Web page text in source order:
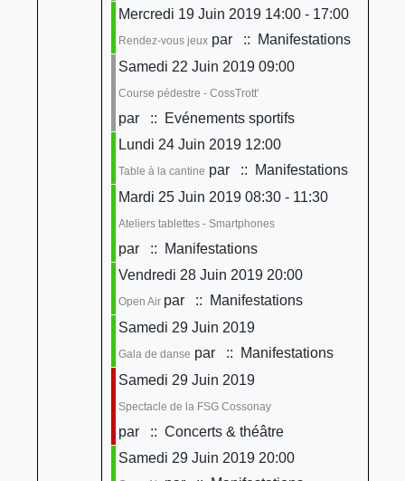
Mercredi 19 Juin 2019 14:00 - 17:00
Rendez-vous jeuxpar
:: Manifestations
Samedi 22 Juin 2019 09:00
Course pédestre - CossTrott'
par
:: Evénements sportifs
Lundi 24 Juin 2019 12:00
Table à la cantine par
:: Manifestations
Mardi 25 Juin 2019 08:30 - 11:30
Ateliers tablettes - Smartphones
par
:: Manifestations
Vendredi 28 Juin 2019 20:00
Open Air par
:: Manifestations
Samedi 29 Juin 2019
Gala de danse par
:: Manifestations
Samedi 29 Juin 2019
Spectacle de la FSG Cossonay
par
:: Concerts & théâtre
Samedi 29 Juin 2019 20:00